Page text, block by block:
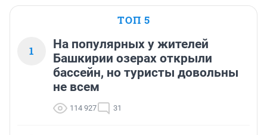
ТОП 5
1
На популярных у жителей
Башкирии озерах открыли
бассейн, но туристы довольны
не всем
114 927 31